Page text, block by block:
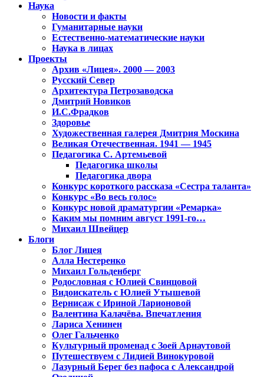
Наука
Новости и факты
Гуманитарные науки
Естественно-математические науки
Наука в лицах
Проекты
Архив «Лицея». 2000 — 2003
Русский Север
Архитектура Петрозаводска
Дмитрий Новиков
И.С.Фрадков
Здоровье
Художественная галерея Дмитрия Москина
Великая Отечественная. 1941 — 1945
Педагогика С. Артемьевой
Педагогика школы
Педагогика двора
Конкурс короткого рассказа «Сестра таланта»
Конкурс «Во весь голос»
Конкурс новой драматургии «Ремарка»
Каким мы помним август 1991-го…
Михаил Швейцер
Блоги
Блог Лицея
Алла Нестеренко
Михаил Гольденберг
Родословная с Юлией Свинцовой
Видоискатель с Юлией Утышевой
Вернисаж с Ириной Ларионовой
Валентина Калачёва. Впечатления
Лариса Хенинен
Олег Гальченко
Культурный променад с Зоей Арнаутовой
Путешествуем с Лидией Винокуровой
Лазурный Берег без пафоса с Александрой